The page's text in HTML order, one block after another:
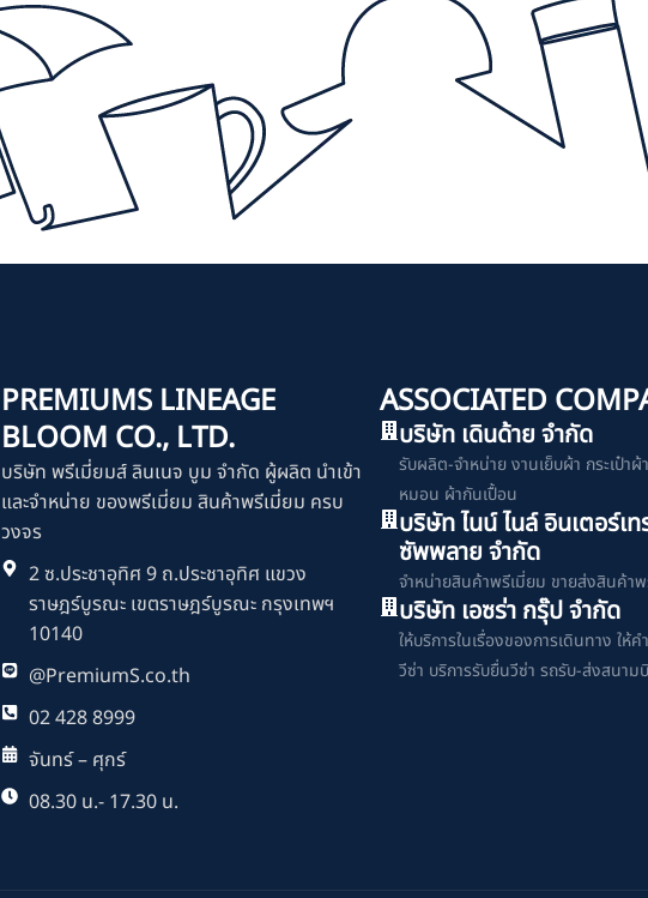
PREMIUMS LINEAGE
BLOOM CO., LTD.
บริษัท พรีเมี่ยมส์ ลินเนจ บูม จำกัด ผู้ผลิต นำเข้า
และจำหน่าย ของพรีเมี่ยม สินค้าพรีเมี่ยม ครบ
วงจร
2 ซ.ประชาอุทิศ 9 ถ.ประชาอุทิศ แขวง
ราษฎร์บูรณะ เขตราษฎร์บูรณะ กรุงเทพฯ
10140
@PremiumS.co.th
02 428 8999
จันทร์ – ศุกร์
08.30 น.- 17.30 น.
ASSOCIATED
บริษัท เดินด้าย จำกัด
รับผลิต-จำหน่าย งานเย็บผ้า กระเป๋าผ้
หมอน ผ้ากันเปื้อน
บริษัท ไนน์ ไนล์ อินเตอร์เ
ซัพพลาย จำกัด
จำหน่ายสินค้าพรีเมี่ยม ขายส่งสินค้า
บริษัท เอซร่า กรุ๊ป จำกัด
ให้บริการในเรื่องของการเดินทาง ให้
วีซ่า บริการรับยื่นวีซ่า รถรับ-ส่งสนาม